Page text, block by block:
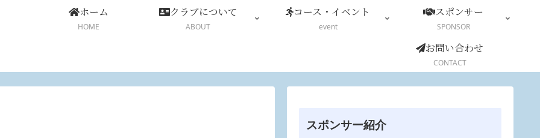
ホーム
HOME
クラブについて
ABOUT
コース・イベント
event
スポンサー
SPONSOR
お問い合わせ
CONTACT
スポンサー紹介